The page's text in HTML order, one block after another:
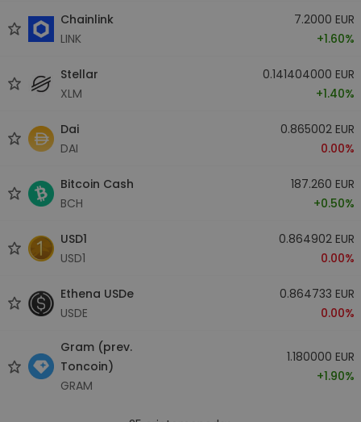
Chainlink
LINK
7.2000 EUR
+1.60%
Stellar
XLM
0.141404000 EUR
+1.40%
Dai
DAI
0.865002 EUR
0.00%
Bitcoin Cash
BCH
187.260 EUR
+0.50%
USD1
USD1
0.864902 EUR
0.00%
Ethena USDe
USDE
0.864733 EUR
0.00%
Gram (prev.
Toncoin)
GRAM
1.180000 EUR
+1.90%